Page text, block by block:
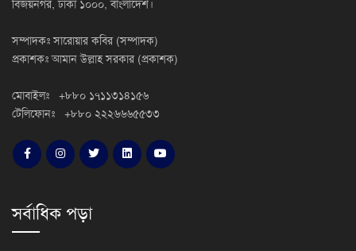
বিজয়নগর, ঢাকা ১০০০, বাংলাদেশ।
সম্পাদকঃ সারোয়ার কবির (সম্পাদক)
প্রকাশকঃ আমান উল্লাহ সরকার (প্রকাশক)
মোবাইলঃ +৮৮০ ১৭১১৩১৪১৫৬
টেলিফোনঃ +৮৮০ ২২২৬৬৬৫৫৩৩
সর্বাধিক পড়া